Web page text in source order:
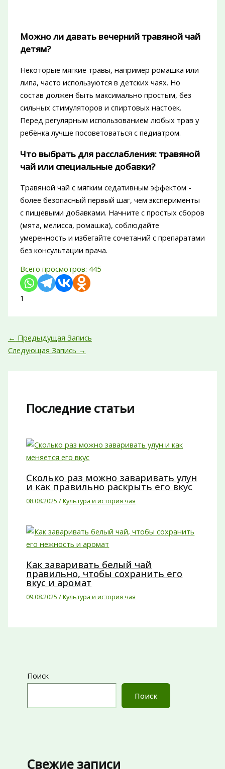
Можно ли давать вечерний травяной чай
детям?
Некоторые мягкие травы, например ромашка или
липа, часто используются в детских чаях. Но
состав должен быть максимально простым, без
сильных стимуляторов и спиртовых настоек.
Перед регулярным использованием любых трав у
ребёнка лучше посоветоваться с педиатром.
Что выбрать для расслабления: травяной
чай или специальные добавки?
Травяной чай с мягким седативным эффектом -
более безопасный первый шаг, чем эксперименты
с пищевыми добавками. Начните с простых сборов
(мята, мелисса, ромашка), соблюдайте
умеренность и избегайте сочетаний с препаратами
без консультации врача.
Всего просмотров: 445
1
← Предыдущая Запись
Следующая Запись →
Последние статьи
Сколько раз можно заваривать улун
и как правильно раскрыть его вкус
08.08.2025/Культура и история чая
Как заваривать белый чай
правильно, чтобы сохранить его
вкус и аромат
09.08.2025/Культура и история чая
Поиск
Поиск
Свежие записи